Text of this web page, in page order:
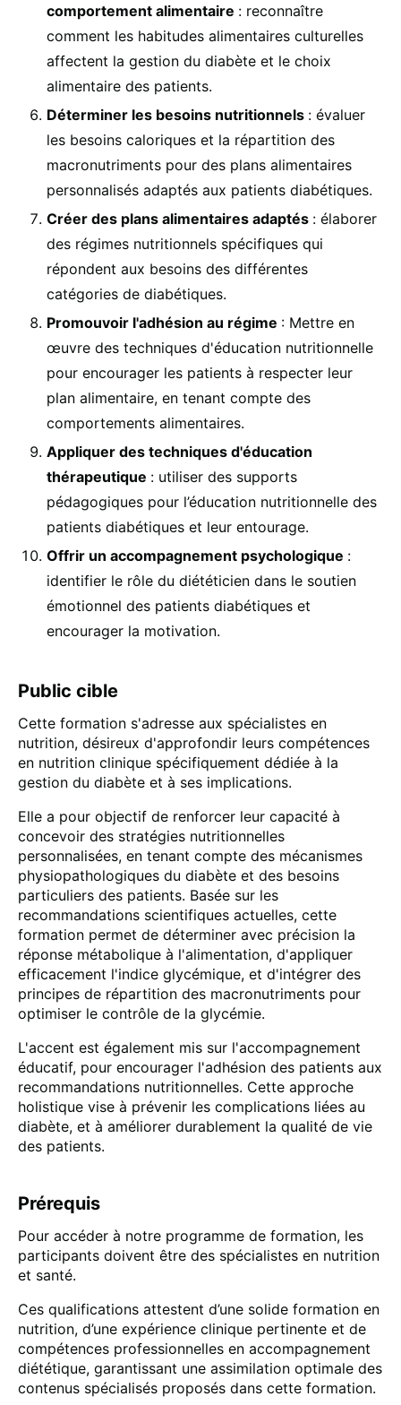
comportement alimentaire : reconnaître
comment les habitudes alimentaires culturelles
affectent la gestion du diabète et le choix
alimentaire des patients.
Déterminer les besoins nutritionnels : évaluer
les besoins caloriques et la répartition des
macronutriments pour des plans alimentaires
personnalisés adaptés aux patients diabétiques.
Créer des plans alimentaires adaptés : élaborer
des régimes nutritionnels spécifiques qui
répondent aux besoins des différentes
catégories de diabétiques.
Promouvoir l'adhésion au régime : Mettre en
œuvre des techniques d'éducation nutritionnelle
pour encourager les patients à respecter leur
plan alimentaire, en tenant compte des
comportements alimentaires.
Appliquer des techniques d'éducation
thérapeutique : utiliser des supports
pédagogiques pour l’éducation nutritionnelle des
patients diabétiques et leur entourage.
Offrir un accompagnement psychologique :
identifier le rôle du diététicien dans le soutien
émotionnel des patients diabétiques et
encourager la motivation.
Public cible
Cette formation s'adresse aux spécialistes en
nutrition, désireux d'approfondir leurs compétences
en nutrition clinique spécifiquement dédiée à la
gestion du diabète et à ses implications.
Elle a pour objectif de renforcer leur capacité à
concevoir des stratégies nutritionnelles
personnalisées, en tenant compte des mécanismes
physiopathologiques du diabète et des besoins
particuliers des patients. Basée sur les
recommandations scientifiques actuelles, cette
formation permet de déterminer avec précision la
réponse métabolique à l'alimentation, d'appliquer
efficacement l'indice glycémique, et d'intégrer des
principes de répartition des macronutriments pour
optimiser le contrôle de la glycémie.
L'accent est également mis sur l'accompagnement
éducatif, pour encourager l'adhésion des patients aux
recommandations nutritionnelles. Cette approche
holistique vise à prévenir les complications liées au
diabète, et à améliorer durablement la qualité de vie
des patients.
Prérequis
Pour accéder à notre programme de formation, les
participants doivent être des spécialistes en nutrition
et santé.
Ces qualifications attestent d’une solide formation en
nutrition, d’une expérience clinique pertinente et de
compétences professionnelles en accompagnement
diététique, garantissant une assimilation optimale des
contenus spécialisés proposés dans cette formation.